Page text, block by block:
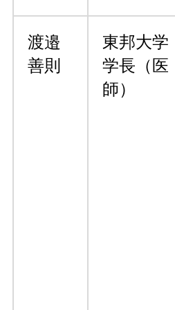
渡邉
善則
東邦大学
学長（医
師）